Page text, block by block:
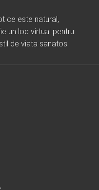
ce este natural,
un loc virtual pentru
de viata sanatos.